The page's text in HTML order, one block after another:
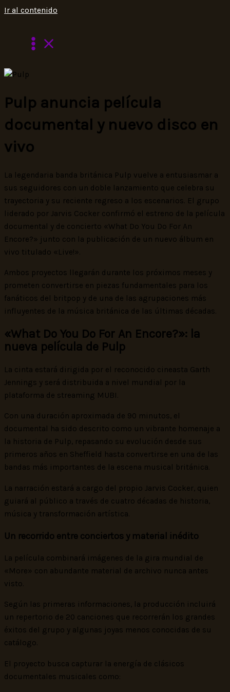
Ir al contenido
Pulp anuncia película
documental y nuevo disco en
vivo
La legendaria banda británica Pulp vuelve a entusiasmar a
sus seguidores con un doble lanzamiento que celebra su
trayectoria y su reciente regreso a los escenarios. El grupo
liderado por Jarvis Cocker confirmó el estreno de la película
documental y de concierto «What Do You Do For An
Encore?» junto con la publicación de un nuevo álbum en
vivo titulado «Live!».
Ambos proyectos llegarán durante los próximos meses y
prometen convertirse en piezas fundamentales para los
fanáticos del britpop y de una de las agrupaciones más
influyentes de la música británica de las últimas décadas.
«What Do You Do For An Encore?»: la
nueva película de Pulp
La cinta estará dirigida por el reconocido cineasta Garth
Jennings y será distribuida a nivel mundial por la
plataforma de streaming MUBI.
Con una duración aproximada de 90 minutos, el
documental ha sido descrito como un vibrante homenaje a
la historia de Pulp, repasando su evolución desde sus
primeros años en Sheffield hasta convertirse en una de las
bandas más importantes de la escena musical británica.
La narración estará a cargo del propio Jarvis Cocker, quien
guiará al público a través de cuatro décadas de historia,
música y transformación artística.
Un recorrido entre conciertos y material inédito
La película combinará imágenes de la gira mundial de
«More» con abundante material de archivo nunca antes
visto.
Según las primeras informaciones, la producción incluirá
un repertorio de 20 canciones que recorrerán los grandes
éxitos del grupo y algunas joyas menos conocidas de su
catálogo.
El proyecto busca capturar la energía de clásicos
documentales musicales como: